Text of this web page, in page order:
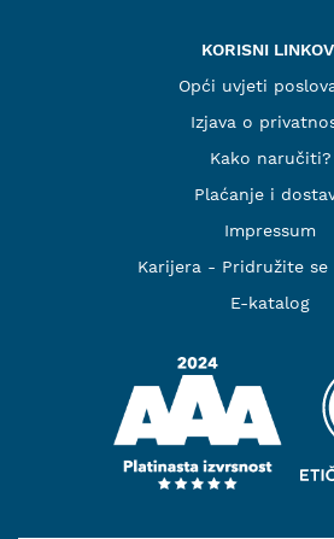
KORISNI
Opći uvjeti
Izjava o
Kako naručiti?
Plaćanje i
Impressum
Karijera - Pridružite se
E-katalog